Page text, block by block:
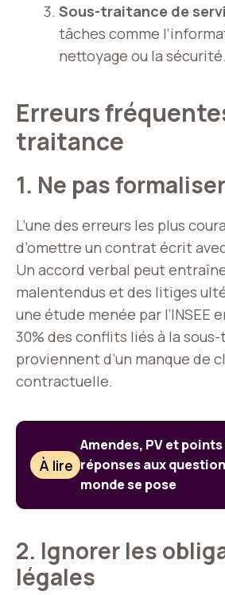
Sous-traitance de
tâches comme
nettoyage ou la sécurité.
Erreurs
traitance
1. Ne pas
L’une des erreurs les plus
d’omettre un contrat écrit
Un accord verbal peut
malentendus et des litiges
une étude menée par l’INSEE
30% des conflits liés à la
proviennent d’un manque de
contractuelle.
À lire
Amendes, PV et
réponses aux
monde se pose
2. Ignorer les
légales